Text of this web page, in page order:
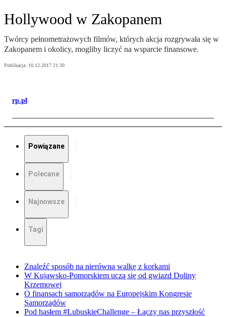
Hollywood w Zakopanem
Twórcy pełnometrażowych filmów, których akcja rozgrywała się w
Zakopanem i okolicy, mogliby liczyć na wsparcie finansowe.
Publikacja: 10.12.2017 21:30
rp.pl
Powiązane
Polecane
Najnowsze
Tagi
Znaleźć sposób na nierówną walkę z korkami
W Kujawsko-Pomorskiem uczą się od gwiazd Doliny
Krzemowej
O finansach samorządów na Europejskim Kongresie
Samorządów
Pod hasłem #LubuskieChallenge – Łączy nas przyszłość